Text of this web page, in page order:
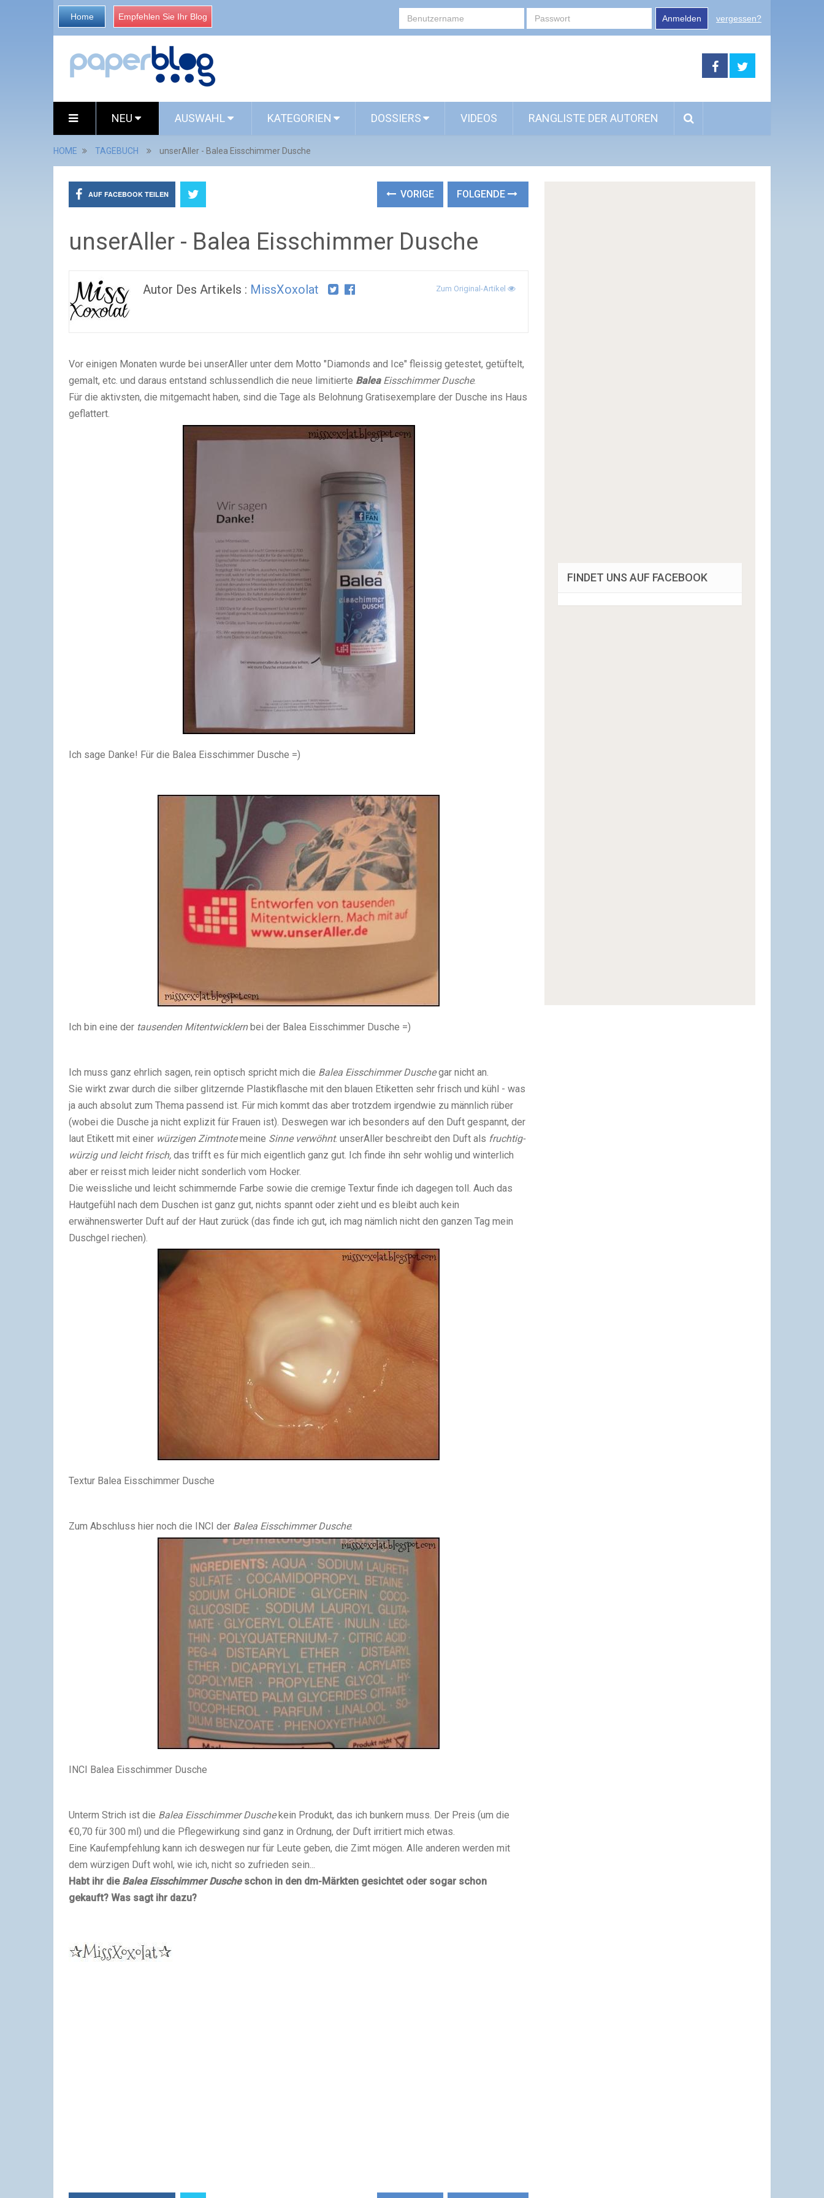
Home Empfehlen Sie Ihr Blog Anmelden vergessen?
NEU AUSWAHL KATEGORIEN DOSSIERS VIDEOS RANGLISTE DER AUTOREN
HOME TAGEBUCH unserAller - Balea Eisschimmer Dusche
AUF FACEBOOK TEILEN VORIGE FOLGENDE
unserAller - Balea Eisschimmer Dusche
Autor Des Artikels : MissXoxolat Zum Original-Artikel
Vor einigen Monaten wurde bei unserAller unter dem Motto "Diamonds and Ice" fleissig getestet, getüftelt,
gemalt, etc. und daraus entstand schlussendlich die neue limitierte BaleaEisschimmer Dusche.
Für die aktivsten, die mitgemacht haben, sind die Tage als Belohnung Gratisexemplare der Dusche ins Haus
geflattert.
Ich sage Danke! Für die Balea Eisschimmer Dusche =)
Ich bin eine der tausenden Mitentwicklernbei der Balea Eisschimmer Dusche =)
Ich muss ganz ehrlich sagen, rein optisch spricht mich die Balea Eisschimmer Duschegar nicht an.
Sie wirkt zwar durch die silber glitzernde Plastikflasche mit den blauen Etiketten sehr frisch und kühl - was
ja auch absolut zum Thema passend ist. Für mich kommt das aber trotzdem irgendwie zu männlich rüber
(wobei die Dusche ja nicht explizit für Frauen ist). Deswegen war ich besonders auf den Duft gespannt, der
laut Etikett mit einer würzigen Zimtnotemeine Sinne verwöhnt. unserAller beschreibt den Duft als fruchtig-
würzig und leicht frisch, das trifft es für mich eigentlich ganz gut. Ich finde ihn sehr wohlig und winterlich
aber er reisst mich leider nicht sonderlich vom Hocker.
Die weissliche und leicht schimmernde Farbe sowie die cremige Textur finde ich dagegen toll. Auch das
Hautgefühl nach dem Duschen ist ganz gut, nichts spannt oder zieht und es bleibt auch kein
erwähnenswerter Duft auf der Haut zurück (das finde ich gut, ich mag nämlich nicht den ganzen Tag mein
Duschgel riechen).
Textur Balea Eisschimmer Dusche
Zum Abschluss hier noch die INCI der Balea Eisschimmer Dusche:
INCI Balea Eisschimmer Dusche
Unterm Strich ist die Balea Eisschimmer Duschekein Produkt, das ich bunkern muss. Der Preis (um die
€0,70 für 300 ml) und die Pflegewirkung sind ganz in Ordnung, der Duft irritiert mich etwas.
Eine Kaufempfehlung kann ich deswegen nur für Leute geben, die Zimt mögen. Alle anderen werden mit
dem würzigen Duft wohl, wie ich, nicht so zufrieden sein...
Habt ihr dieBalea Eisschimmer Duscheschon in den dm-Märkten gesichtet oder sogar schon
gekauft? Was sagt ihr dazu?
FINDET UNS AUF FACEBOOK